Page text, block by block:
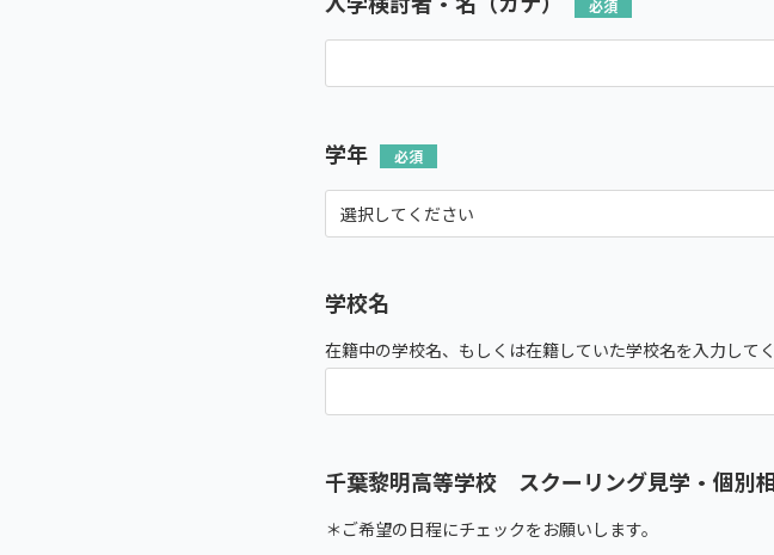
学年
学校名
在籍中の学校名、もしくは在籍していた学校名を入力してく
千葉黎明高等学校 スクーリング見学・個別
＊ご希望の日程にチェックをお願いします。